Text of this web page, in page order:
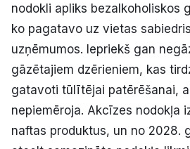
nodokli apliks bezalkoholiskos
ko pagatavo uz vietas
uzņēmumos. Iepriekš gan
gāzētajiem dzērieniem, kas
gatavoti tūlītējai patērēšanai,
nepiemēroja. Akcīzes nodokļa
naftas produktus, un no 2028.